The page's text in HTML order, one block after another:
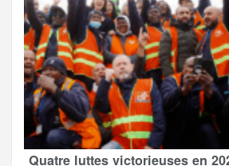
Quatre luttes victorieuses en